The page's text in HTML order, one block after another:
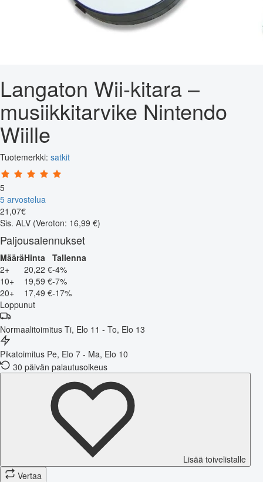
Langaton Wii-kitara –
musiikkitarvike Nintendo
Wiille
Tuotemerkki: satkit
5
5 arvostelua
21 ,07€
Sis. ALV (Veroton: 16,99 €)
Paljousalennukset
MääräHinta
Tallenna
2+
20,22 €-4%
10+
19,59 €-7%
20+
17,49 €-17%
Loppunut
Normaalitoimitus Ti, Elo 11 - To, Elo 13
Pikatoimitus Pe, Elo 7 - Ma, Elo 10
30 päivän palautusoikeus
Lisää toivelistalle
Vertaa